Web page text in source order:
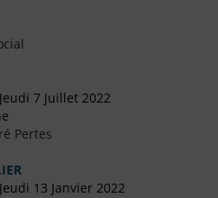
7 Juillet 2022
Pertes
13 Janvier 2022